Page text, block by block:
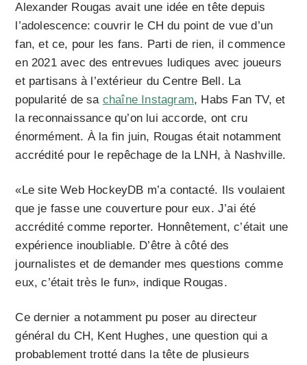
Alexander Rougas avait une idée en tête depuis
l’adolescence: couvrir le CH du point de vue d’un
fan, et ce, pour les fans. Parti de rien, il commence
en 2021 avec des entrevues ludiques avec joueurs
et partisans à l’extérieur du Centre Bell. La
popularité de sa chaîne Instagram, Habs Fan TV, et
la reconnaissance qu’on lui accorde, ont cru
énormément. À la fin juin, Rougas était notamment
accrédité pour le repêchage de la LNH, à Nashville.
«Le site Web HockeyDB m’a contacté. Ils voulaient
que je fasse une couverture pour eux. J’ai été
accrédité comme reporter. Honnêtement, c’était une
expérience inoubliable. D’être à côté des
journalistes et de demander mes questions comme
eux, c’était très le fun», indique Rougas.
Ce dernier a notamment pu poser au directeur
général du CH, Kent Hughes, une question qui a
probablement trotté dans la tête de plusieurs